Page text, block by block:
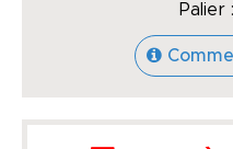
Palier :